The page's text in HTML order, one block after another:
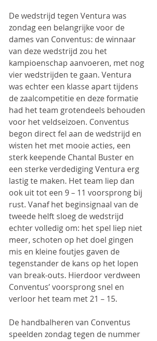
De wedstrijd tegen Ventura was
zondag een belangrijke voor de
dames van Conventus: de winnaar
van deze wedstrijd zou het
kampioenschap aanvoeren, met nog
vier wedstrijden te gaan. Ventura
was echter een klasse apart tijdens
de zaalcompetitie en deze formatie
had het team grotendeels behouden
voor het veldseizoen. Conventus
begon direct fel aan de wedstrijd en
wisten het met mooie acties, een
sterk keepende Chantal Buster en
een sterke verdediging Ventura erg
lastig te maken. Het team liep dan
ook uit tot een 9 – 11 voorsprong bij
rust. Vanaf het beginsignaal van de
tweede helft sloeg de wedstrijd
echter volledig om: het spel liep niet
meer, schoten op het doel gingen
mis en kleine foutjes gaven de
tegenstander de kans op het lopen
van break-outs. Hierdoor verdween
Conventus’ voorsprong snel en
verloor het team met 21 – 15.
De handbalheren van Conventus
speelden zondag tegen de nummer